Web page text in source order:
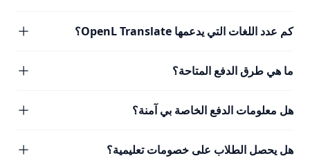
كم عدد اللغات التي يدعمها OpenL Translate؟
ما هي طرق الدفع المتاحة؟
هل معلومات الدفع الخاصة بي آمنة؟
هل يحصل الطلاب على خصومات تعليمية؟